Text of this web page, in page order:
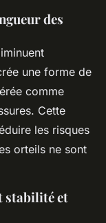
des
une forme de
comme
Cette
les risques
orteils ne sont
stabilité et